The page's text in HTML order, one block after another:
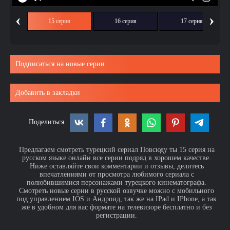
‹ 15 серия 16 серия 17 серия ›
Подписаться на новые серии
Добавить в закладки
Поделиться
Предлагаем смотреть турецкий сериал Повсюду ты 15 серия на
русском языке онлайн все серии подряд в хорошем качестве.
Ниже оставляйте свои комментарии и отзывы, делитесь
впечатлениями от просмотра любимого сериала с
полюбившимися персонажами турецкого кинематографа.
Смотреть новые серии в русской озвучке можно с мобильного
под управлением IOS и Андроид, так же на IPad и IPhone, а так
же в удобном для вас формате на телевизоре бесплатно и без
регистрации.